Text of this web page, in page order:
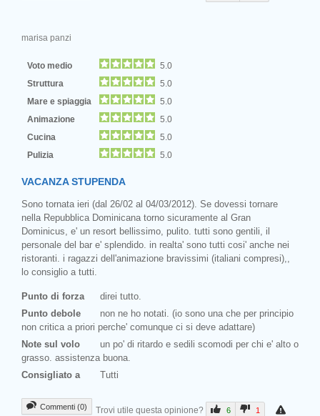
marisa panzi
Voto medio
5.0
Struttura
5.0
Mare e spiaggia
5.0
Animazione
5.0
Cucina
5.0
Pulizia
5.0
VACANZA STUPENDA
Sono tornata ieri (dal 26/02 al 04/03/2012). Se dovessi tornare
nella Repubblica Dominicana torno sicuramente al Gran
Dominicus, e' un resort bellissimo, pulito. tutti sono gentili, il
personale del bar e' splendido. in realta' sono tutti cosi' anche nei
ristoranti. i ragazzi dell'animazione bravissimi (italiani compresi),,
lo consiglio a tutti.
Punto di forza
direi tutto.
Punto debole
non ne ho notati. (io sono una che per principio
non critica a priori perche' comunque ci si deve adattare)
Note sul volo
un po' di ritardo e sedili scomodi per chi e' alto o
grasso. assistenza buona.
Consigliato a
Tutti
Commenti (0) Trovi utile questa opinione? 6 1